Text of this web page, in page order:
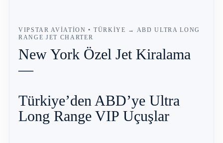
VIPSTAR AVIATION • TÜRKIYE → ABD ULTRA LONG
RANGE JET CHARTER
New York Özel Jet Kiralama
—
Türkiye’den ABD’ye Ultra
Long Range VIP Uçuşlar